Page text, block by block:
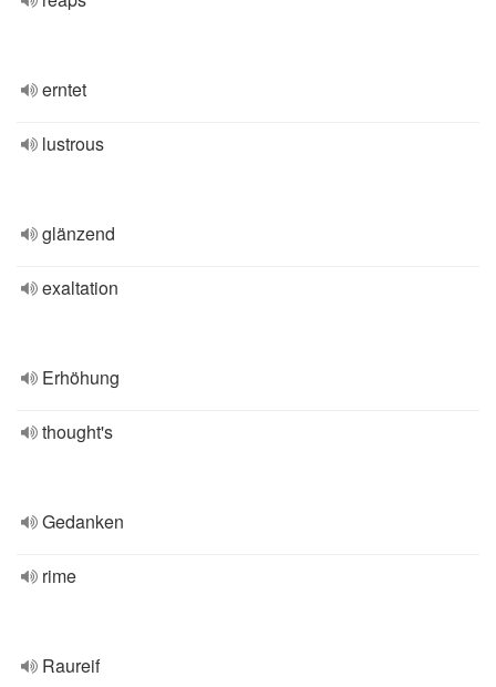
erntet
lustrous
glänzend
exaltation
Erhöhung
thought's
Gedanken
rime
Raureif